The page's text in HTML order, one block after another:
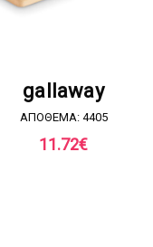
ΖΗΤΗΣΤΕ ΠΡΟΣΦΟΡΑ
gallaway
ΑΠΟΘΕΜΑ: 4405
11.72€